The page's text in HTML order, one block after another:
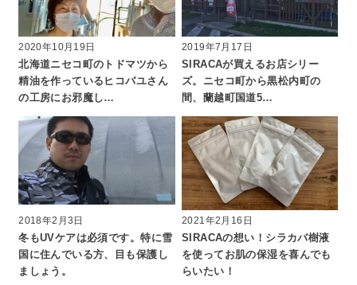
s
2020年10月19日
北海道ニセコ町のトドマツから
精油を作っているヒコバユさん
の工房にお邪魔し…
2019年7月17日
SIRACAが買えるお店シリー
ズ。ニセコ町から黒松内町の
間、蘭越町国道5…
2018年2月3日
冬もUVケアは必須です。特に雪
国に住んでいる方、目も保護し
ましょう。
2021年2月16日
SIRACAの想い！シラカバ樹液
を使ってお肌の保湿を喜んでも
らいたい！